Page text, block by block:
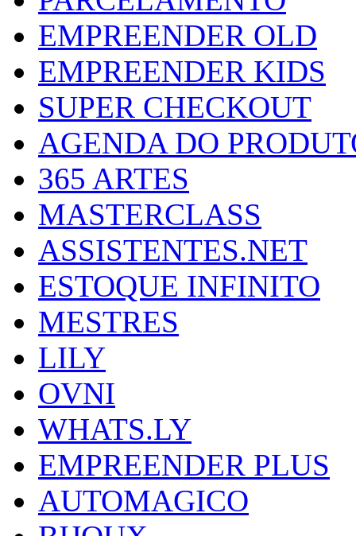
EMPREENDER OLD
EMPREENDER KIDS
SUPER CHECKOUT
AGENDA DO
365 ARTES
MASTERCLASS
ASSISTENTES.NET
ESTOQUE INFINITO
MESTRES
LILY
OVNI
WHATS.LY
EMPREENDER PLUS
AUTOMAGICO